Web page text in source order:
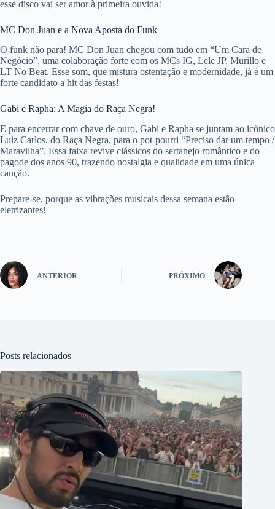
esse disco vai ser amor à primeira ouvida!
MC Don Juan e a Nova Aposta do Funk
O funk não para! MC Don Juan chegou com tudo em “Um Cara de
Negócio”, uma colaboração forte com os MCs IG, Lele JP, Murillo e
LT No Beat. Esse som, que mistura ostentação e modernidade, já é um
forte candidato a hit das festas!
Gabi e Rapha: A Magia do Raça Negra!
E para encerrar com chave de ouro, Gabi e Rapha se juntam ao icônico
Luiz Carlos, do Raça Negra, para o pot-pourri “Preciso dar um tempo /
Maravilha”. Essa faixa revive clássicos do sertanejo romântico e do
pagode dos anos 90, trazendo nostalgia e qualidade em uma única
canção.
Prepare-se, porque as vibrações musicais dessa semana estão
eletrizantes!
ANTERIOR PRÓXIMO
Posts relacionados